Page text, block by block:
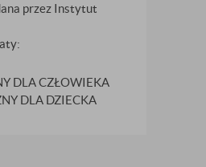
przez Instytut
DLA CZŁOWIEKA
DLA DZIECKA